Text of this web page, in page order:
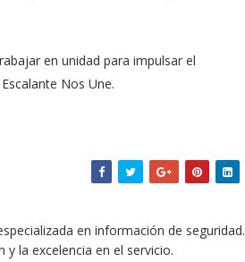
en unidad para impulsar el
Nos Une.
en información de seguridad.
la excelencia en el servicio.